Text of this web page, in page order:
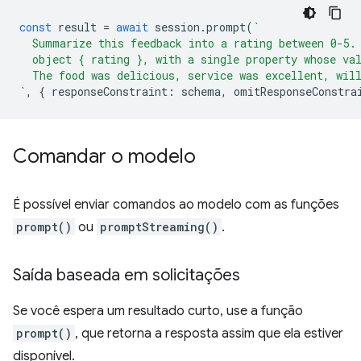
const result = await session .prompt( `
Summarize this feedback into a rating between 0-
object { rating }, with a single property whose
The food was delicious, service was excellent,
` , { responseConstraint : schema,
Comandar o modelo
É possível enviar comandos ao modelo com as funções
prompt() ou promptStreaming() .
Saída baseada em solicitações
Se você espera um resultado curto, use a função
prompt() , que retorna a resposta assim que ela estiver
disponível.